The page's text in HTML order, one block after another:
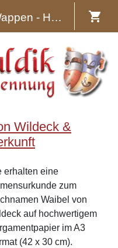
Familiennamen & Wappen - Heraldik
Wildeck &
erhalten eine
zum
Waibel von
auf hochwertigem
im A3
(42 x 30 cm).